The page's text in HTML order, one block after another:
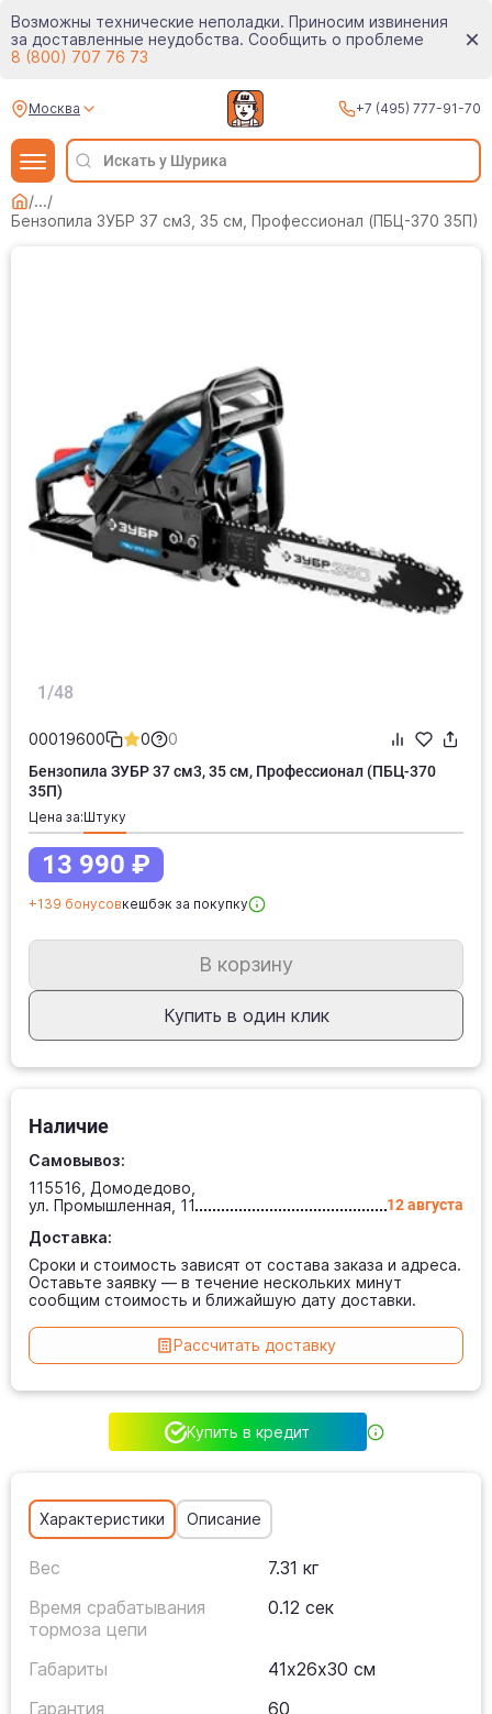
Возможны технические неполадки. Приносим извинения
за доставленные неудобства. Сообщить о проблеме
8 (800) 707 76 73
Москва +7 (495) 777-91-70
/.../
Бензопила ЗУБР 37 см3, 35 см, Профессионал (ПБЦ-370 35П)
1/48
00019600 0 0
Бензопила ЗУБР 37 см3, 35 см, Профессионал (ПБЦ-370
35П)
Цена за: штуку
13 990 ₽
+139 бонусовкешбэк за покупку
В корзину
Купить в один клик
Наличие
Самовывоз:
115516, Домодедово,
ул. Промышленная, 11
12 августа
Доставка:
Сроки и стоимость зависят от состава заказа и адреса.
Оставьте заявку — в течение нескольких минут
сообщим стоимость и ближайшую дату доставки.
Рассчитать доставку
Купить в кредит
Характеристики Описание
Вес
7.31 кг
Время срабатывания
тормоза цепи
0.12 сек
Габариты
41х26х30 см
Гарантия
60